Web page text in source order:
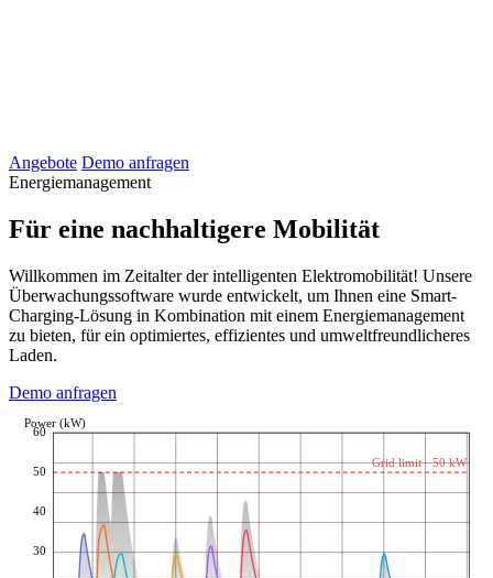
Angebote Demo anfragen
Energiemanagement
Für eine nachhaltigere Mobilität
Willkommen im Zeitalter der intelligenten Elektromobilität! Unsere
Überwachungssoftware wurde entwickelt, um Ihnen eine Smart-
Charging-Lösung in Kombination mit einem Energiemanagement
zu bieten, für ein optimiertes, effizientes und umweltfreundlicheres
Laden.
Demo anfragen
Power (kW)
60
50
40
30
Grid limit · 50 kW